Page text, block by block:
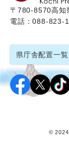
〒780-8570高知
電話：088-823-
県庁舎配置一覧
©